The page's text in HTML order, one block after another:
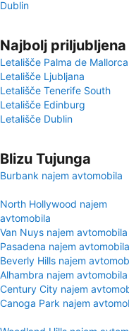
Dublin
Najbolj
Letališče Palma de Mallorca
Letališče Ljubljana
Letališče Tenerife South
Letališče Edinburg
Letališče Dublin
Blizu Tujunga
Burbank najem avtomobila
North Hollywood najem
avtomobila
Van Nuys najem avtomobila
Pasadena najem avtomobila
Beverly Hills najem
Alhambra najem avtomobila
Century City najem
Canoga Park najem